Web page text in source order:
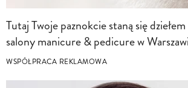
Tutaj Twoje paznokcie staną się
salony manicure & pedicure w
WSPÓŁPRACA REKLAMOWA